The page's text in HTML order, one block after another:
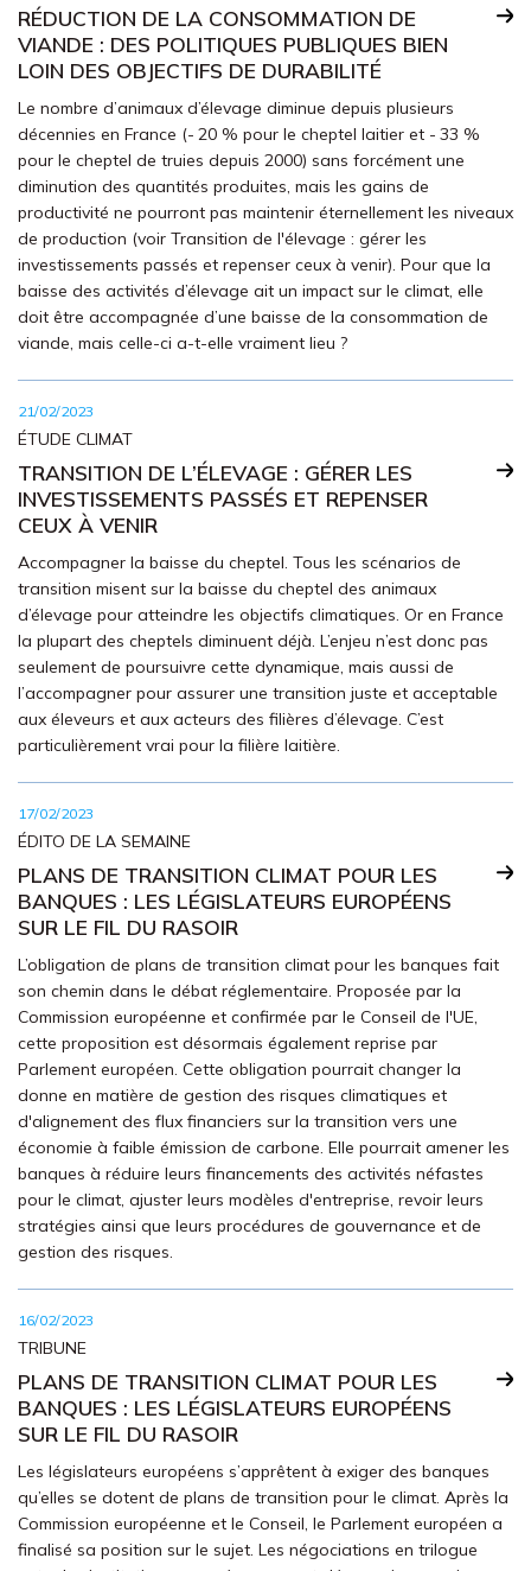
RÉDUCTION DE LA CONSOMMATION DE
VIANDE : DES POLITIQUES PUBLIQUES BIEN
LOIN DES OBJECTIFS DE DURABILITÉ
Le nombre d’animaux d’élevage diminue depuis plusieurs
décennies en France (- 20 % pour le cheptel laitier et - 33 %
pour le cheptel de truies depuis 2000) sans forcément une
diminution des quantités produites, mais les gains de
productivité ne pourront pas maintenir éternellement les niveaux
de production (voir Transition de l'élevage : gérer les
investissements passés et repenser ceux à venir). Pour que la
baisse des activités d’élevage ait un impact sur le climat, elle
doit être accompagnée d’une baisse de la consommation de
viande, mais celle-ci a-t-elle vraiment lieu ?
21/02/2023
ÉTUDE CLIMAT
TRANSITION DE L’ÉLEVAGE : GÉRER LES
INVESTISSEMENTS PASSÉS ET REPENSER
CEUX À VENIR
Accompagner la baisse du cheptel. Tous les scénarios de
transition misent sur la baisse du cheptel des animaux
d’élevage pour atteindre les objectifs climatiques. Or en France
la plupart des cheptels diminuent déjà. L’enjeu n’est donc pas
seulement de poursuivre cette dynamique, mais aussi de
l’accompagner pour assurer une transition juste et acceptable
aux éleveurs et aux acteurs des filières d’élevage. C’est
particulièrement vrai pour la filière laitière.
17/02/2023
ÉDITO DE LA SEMAINE
PLANS DE TRANSITION CLIMAT POUR LES
BANQUES : LES LÉGISLATEURS EUROPÉENS
SUR LE FIL DU RASOIR
L’obligation de plans de transition climat pour les banques fait
son chemin dans le débat réglementaire. Proposée par la
Commission européenne et confirmée par le Conseil de l'UE,
cette proposition est désormais également reprise par
Parlement européen. Cette obligation pourrait changer la
donne en matière de gestion des risques climatiques et
d'alignement des flux financiers sur la transition vers une
économie à faible émission de carbone. Elle pourrait amener les
banques à réduire leurs financements des activités néfastes
pour le climat, ajuster leurs modèles d'entreprise, revoir leurs
stratégies ainsi que leurs procédures de gouvernance et de
gestion des risques.
16/02/2023
TRIBUNE
PLANS DE TRANSITION CLIMAT POUR LES
BANQUES : LES LÉGISLATEURS EUROPÉENS
SUR LE FIL DU RASOIR
Les législateurs européens s’apprêtent à exiger des banques
qu’elles se dotent de plans de transition pour le climat. Après la
Commission européenne et le Conseil, le Parlement européen a
finalisé sa position sur le sujet. Les négociations en trilogue